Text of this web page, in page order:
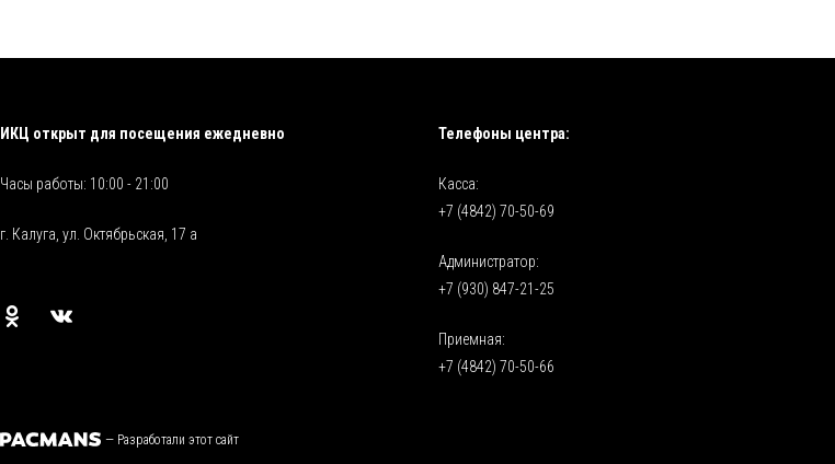
ИКЦ открыт для посещения ежедневно
Часы работы: 10:00 - 21:00
г. Калуга, ул. Октябрьская, 17 а
Телефоны центра:
Касса:
+7 (4842) 70-50-69
Администратор:
+7 (930) 847-21-25
Приемная:
+7 (4842) 70-50-66
— Разработали этот сайт